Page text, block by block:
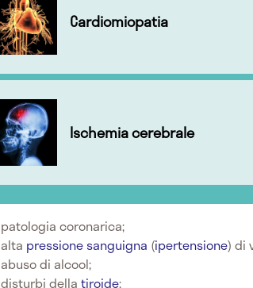
Cardiomiopatia
Ischemia cerebrale
patologia coronarica;
alta pressione sanguigna (ipertensione) di
abuso di alcool;
disturbi dellatiroide;